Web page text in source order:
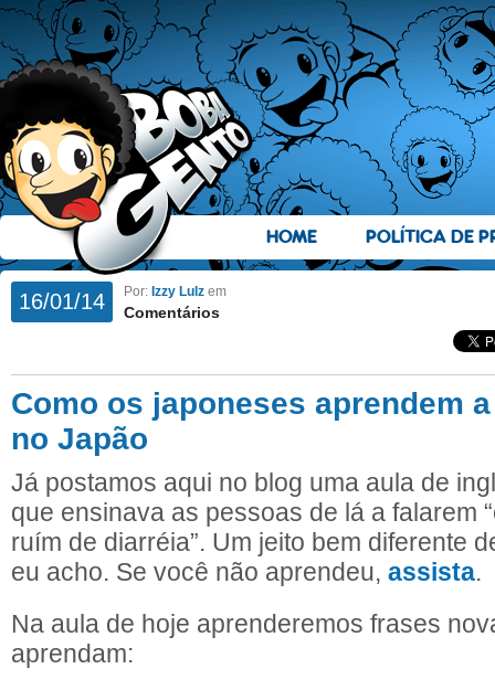
HOME POLÍTICA DE
16/01/14 Por: Izzy Lulz em
Comentários
Como os japoneses aprendem
no Japão
Já postamos aqui no blog uma aula de
que ensinava as pessoas de lá a falarem
ruím de diarréia”. Um jeito bem diferente
eu acho. Se você não aprendeu, assista.
Na aula de hoje aprenderemos frases
aprendam: